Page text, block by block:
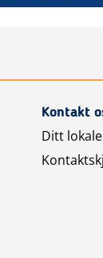
Kontakt
Ditt